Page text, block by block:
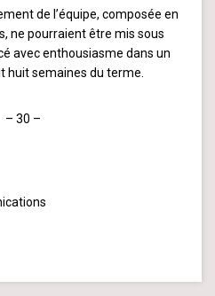
de l’équipe, composée en
ne pourraient être mis sous
avec enthousiasme dans un
huit semaines du terme.
– 30 –